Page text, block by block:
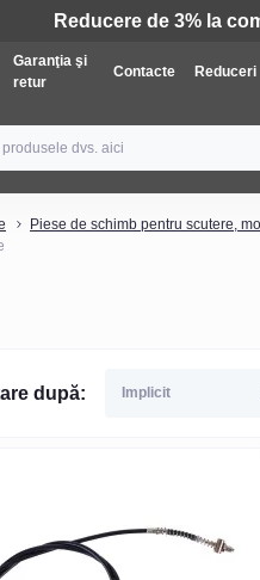
Tehnică:
Garanţia şi
retur
Contacte Reduceri
Piese de schimb pentru scutere,
după: